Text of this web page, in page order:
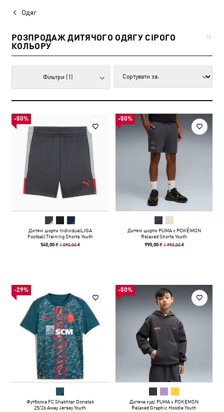
Одяг
РОЗПРОДАЖ ДИТЯЧОГО ОДЯГУ СІРОГО
КОЛЬОРУ
10
Фільтри (1)
-50%
Дитячі шорти IndividualLIGA
Football Training Shorts Youth
540,00 ₴ 1 090,00 ₴
-50%
Дитячі шорти PUMA x POKÉMON
Relaxed Shorts Youth
990,00 ₴ 1 990,00 ₴
-29%
Футболка FC Shakhtar Donetsk
25/26 Away Jersey Youth
-50%
Дитяче худі PUMA x POKEMON
Relaxed Graphic Hoodie Youth